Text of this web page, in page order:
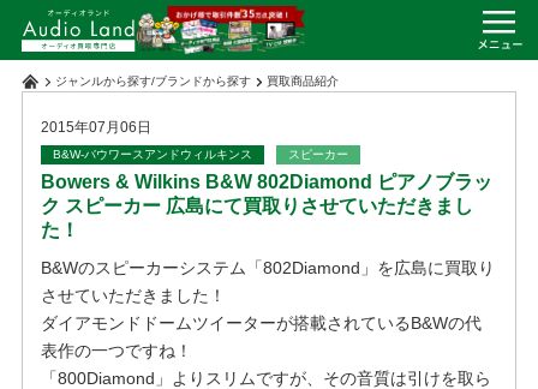
ジャンルから探す/ブランドから探す 買取商品紹介
2015年07月06日
B&W-バウワースアンドウィルキンス スピーカー
Bowers & Wilkins B&W 802Diamond ピアノブラッ
ク スピーカー 広島にて買取りさせていただきまし
た！
B&Wのスピーカーシステム「802Diamond」を広島に買取り
させていただきました！
ダイアモンドドームツイーターが搭載されているB&Wの代
表作の一つですね！
「800Diamond」よりスリムですが、その音質は引けを取ら